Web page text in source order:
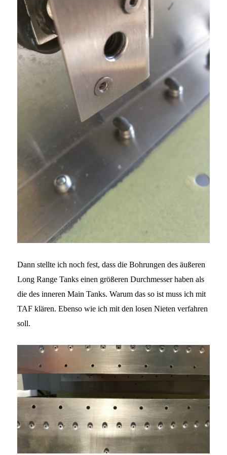
Dann stellte ich noch fest, dass die Bohrungen des äußeren
Long Range Tanks einen größeren Durchmesser haben als
die des inneren Main Tanks. Warum das so ist muss ich mit
TAF klären. Ebenso wie ich mit den losen Nieten verfahren
soll.